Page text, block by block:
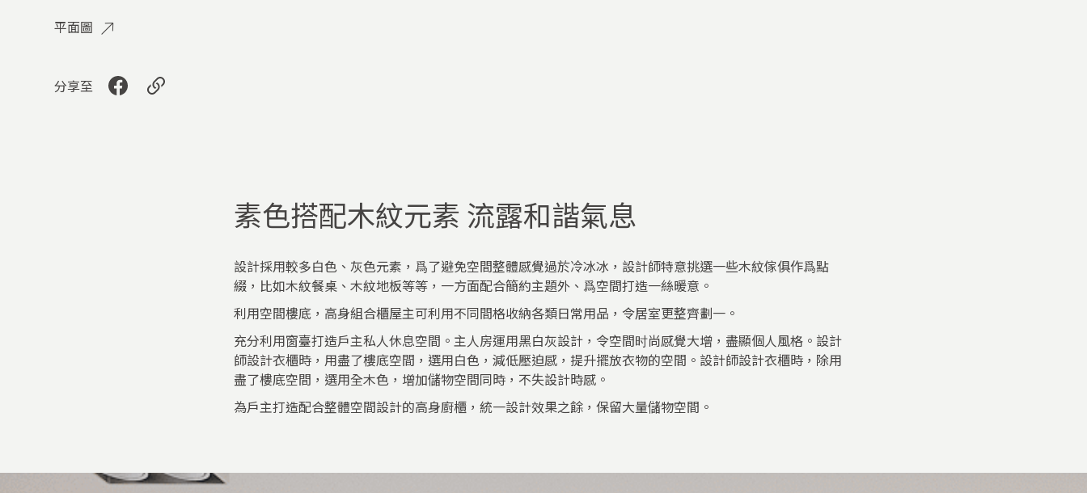
平面圖
分享至
素色搭配木紋元素 流露和諧氣息
設計採用較多白色、灰色元素，爲了避免空間整體感覺過於冷冰冰，設計師特意挑選一些木紋傢俱作爲點
綴，比如木紋餐桌、木紋地板等等，一方面配合簡約主題外、爲空間打造一絲暖意。
利用空間樓底，高身組合櫃屋主可利用不同間格收納各類日常用品，令居室更整齊劃一。
充分利用窗臺打造戶主私人休息空間。主人房運用黑白灰設計，令空間时尚感覺大增，盡顯個人風格。設計
師設計衣櫃時，用盡了樓底空間，選用白色，減低壓迫感，提升擺放衣物的空間。設計師設計衣櫃時，除用
盡了樓底空間，選用全木色，增加儲物空間同時，不失設計時感。
為戶主打造配合整體空間設計的高身廚櫃，統一設計效果之餘，保留大量儲物空間。